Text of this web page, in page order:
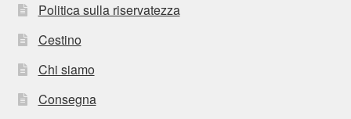
Politica sulla riservatezza
Cestino
Chi siamo
Consegna